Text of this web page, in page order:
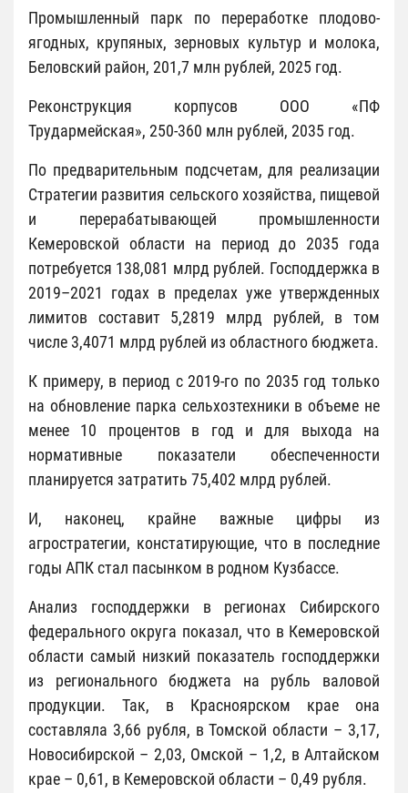
Промышленный парк по переработке плодово-
ягодных, крупяных, зерновых культур и молока,
Беловский район, 201,7 млн рублей, 2025 год.
Реконструкция корпусов ООО «ПФ
Трудармейская», 250-360 млн рублей, 2035 год.
По предварительным подсчетам, для реализации
Стратегии развития сельского хозяйства, пищевой
и перерабатывающей промышленности
Кемеровской области на период до 2035 года
потребуется 138,081 млрд рублей. Господдержка в
2019–2021 годах в пределах уже утвержденных
лимитов составит 5,2819 млрд рублей, в том
числе 3,4071 млрд рублей из областного бюджета.
К примеру, в период с 2019-го по 2035 год только
на обновление парка сельхозтехники в объеме не
менее 10 процентов в год и для выхода на
нормативные показатели обеспеченности
планируется затратить 75,402 млрд рублей.
И, наконец, крайне важные цифры из
агростратегии, констатирующие, что в последние
годы АПК стал пасынком в родном Кузбассе.
Анализ господдержки в регионах Сибирского
федерального округа показал, что в Кемеровской
области самый низкий показатель господдержки
из регионального бюджета на рубль валовой
продукции. Так, в Красноярском крае она
составляла 3,66 рубля, в Томской области – 3,17,
Новосибирской – 2,03, Омской – 1,2, в Алтайском
крае – 0,61, в Кемеровской области – 0,49 рубля.